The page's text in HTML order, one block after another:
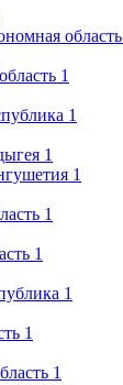
область
1
1
1
1
1
1
1
1
1